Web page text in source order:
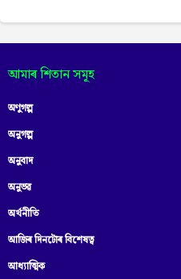
আমাৰ শিতান সমূহ
অণুগল্প
অনুগল্প
অনুবাদ
অনুভৱ
অৰ্থনীতি
আজিৰ দিনটোৰ বিশেষত্ব
আধ্যাত্মিক